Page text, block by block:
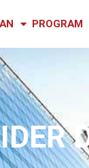
PROGRAM